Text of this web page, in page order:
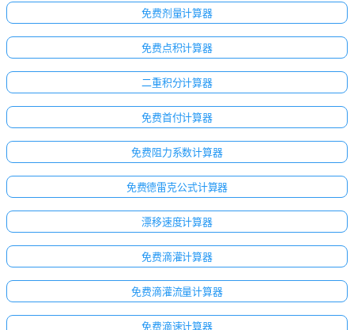
免费剂量计算器
免费点积计算器
二重积分计算器
免费首付计算器
免费阻力系数计算器
免费德雷克公式计算器
漂移速度计算器
免费滴灌计算器
免费滴灌流量计算器
免费滴速计算器